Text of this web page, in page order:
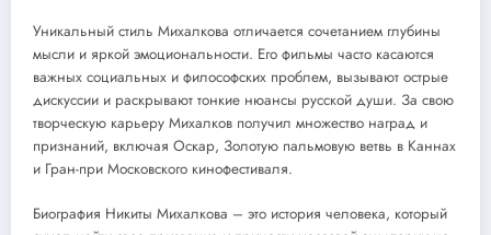
Уникальный стиль Михалкова отличается сочетанием глубины
мысли и яркой эмоциональности. Его фильмы часто касаются
важных социальных и философских проблем, вызывают острые
дискуссии и раскрывают тонкие нюансы русской души. За свою
творческую карьеру Михалков получил множество наград и
признаний, включая Оскар, Золотую пальмовую ветвь в Каннах
и Гран-при Московского кинофестиваля.
Биография Никиты Михалкова – это история человека, который